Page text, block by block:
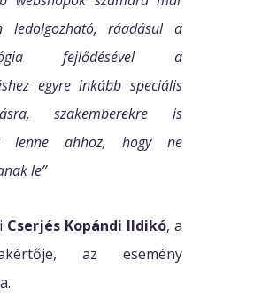
ledolgozható, ráadásul a
fejlődésével a
egyre inkább speciális
szakemberekre is
lenne ahhoz, hogy ne
le”
Cserjés Kopándi Ildikó, a
az esemény